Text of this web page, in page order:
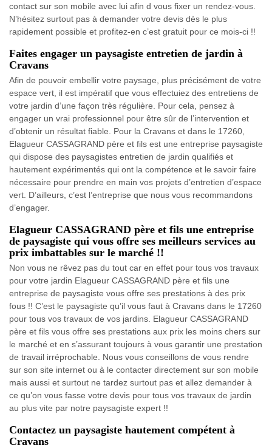
contact sur son mobile avec lui afin d vous fixer un rendez-vous.
N’hésitez surtout pas à demander votre devis dès le plus
rapidement possible et profitez-en c’est gratuit pour ce mois-ci !!
Faites engager un paysagiste entretien de jardin à
Cravans
Afin de pouvoir embellir votre paysage, plus précisément de votre
espace vert, il est impératif que vous effectuiez des entretiens de
votre jardin d’une façon très régulière. Pour cela, pensez à
engager un vrai professionnel pour être sûr de l’intervention et
d’obtenir un résultat fiable. Pour la Cravans et dans le 17260,
Elagueur CASSAGRAND père et fils est une entreprise paysagiste
qui dispose des paysagistes entretien de jardin qualifiés et
hautement expérimentés qui ont la compétence et le savoir faire
nécessaire pour prendre en main vos projets d’entretien d’espace
vert. D’ailleurs, c’est l’entreprise que nous vous recommandons
d’engager.
Elagueur CASSAGRAND père et fils une entreprise
de paysagiste qui vous offre ses meilleurs services au
prix imbattables sur le marché !!
Non vous ne rêvez pas du tout car en effet pour tous vos travaux
pour votre jardin Elagueur CASSAGRAND père et fils une
entreprise de paysagiste vous offre ses prestations à des prix
fous !! C’est le paysagiste qu’il vous faut à Cravans dans le 17260
pour tous vos travaux de vos jardins. Elagueur CASSAGRAND
père et fils vous offre ses prestations aux prix les moins chers sur
le marché et en s’assurant toujours à vous garantir une prestation
de travail irréprochable. Nous vous conseillons de vous rendre
sur son site internet ou à le contacter directement sur son mobile
mais aussi et surtout ne tardez surtout pas et allez demander à
ce qu’on vous fasse votre devis pour tous vos travaux de jardin
au plus vite par notre paysagiste expert !!
Contactez un paysagiste hautement compétent à
Cravans